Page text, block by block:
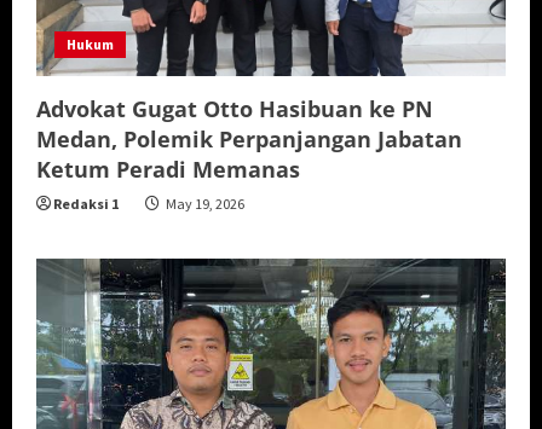
Hukum
Advokat Gugat Otto Hasibuan ke PN
Medan, Polemik Perpanjangan Jabatan
Ketum Peradi Memanas
Redaksi 1 May 19, 2026